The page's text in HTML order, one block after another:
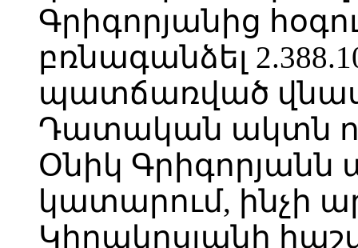
Գրիգորյանից
բռնագանձել
պատճառված
Դատական ակտն
Օնիկ Գրիգորյանն
կատարում, ինչի
Կիրակոսյանի